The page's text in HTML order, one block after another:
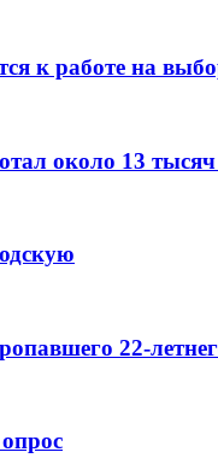
к работе на
около 13
22-